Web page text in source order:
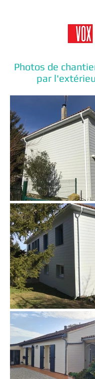
Photos de
par